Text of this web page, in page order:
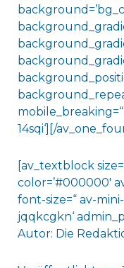
mobile_breaking=“
14sqi‘][/
[av_textblock
color=’#000000′
font-size=“ av-
jqqkcgkn‘
Autor: Die